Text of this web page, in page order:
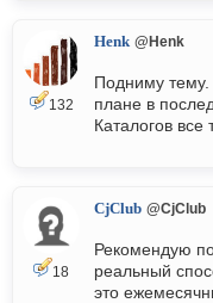
132
Henk @Henk
Подниму тему.
плане в
Каталогов все
18
CjClub @CjClub
Рекомендую
реальный
это